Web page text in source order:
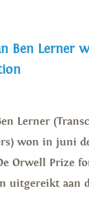
Ben Lerner
Lerner
won in juni
Orwell Prize
uitgereikt aan